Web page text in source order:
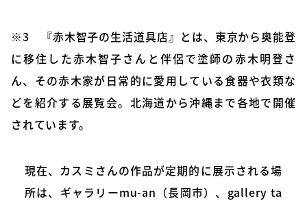
※3 『赤木智子の生活道具店』とは、東京から奥能登
に移住した赤木智子さんと伴侶で塗師の赤木明登さ
ん、その赤木家が日常的に愛用している食器や衣類な
どを紹介する展覧会。北海道から沖縄まで各地で開催
されています。
現在、カスミさんの作品が定期的に展示される場
所は、ギャラリーmu-an（長岡市）、gallery ta